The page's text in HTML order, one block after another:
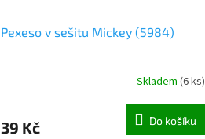
Pexeso v sešitu Mickey (5984)
Skladem (6 ks)
39 Kč Do košíku